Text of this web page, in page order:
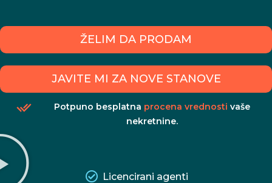
ŽELIM DA PRODAM
JAVITE MI ZA NOVE STANOVE
Potpuno besplatna procena vrednosti vaše
nekretnine.
Licencirani agenti